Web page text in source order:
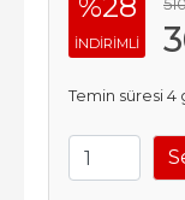
INDIRIMLI
Temin süresi 4